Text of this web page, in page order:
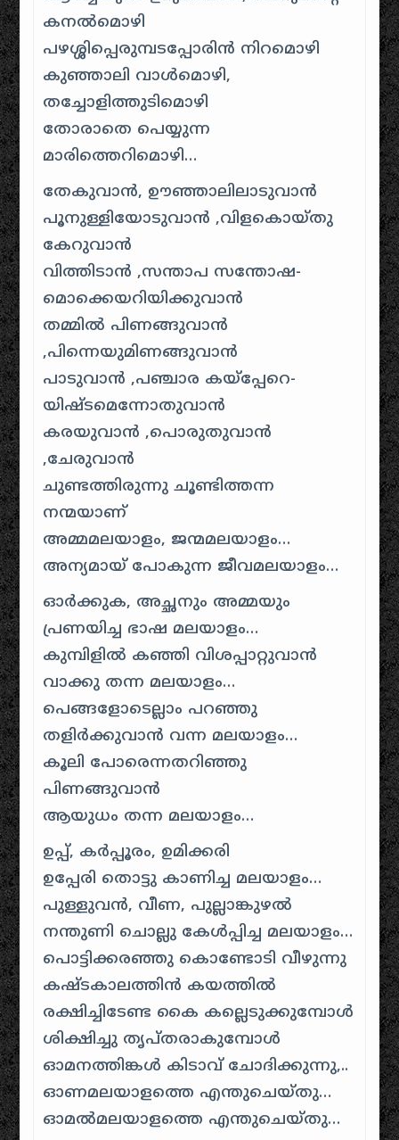
കനല്‍മൊഴി
പഴശ്ശിപ്പെരുമ്പടപ്പോരിന്‍ നിറമൊഴി
കുഞ്ഞാലി വാള്‍മൊഴി,
തച്ചോളിത്തുടിമൊഴി
തോരാതെ പെയ്യുന്ന
മാരിത്തെറിമൊഴി…
തേകുവാന്‍, ഊഞ്ഞാലിലാടുവാന്‍
പൂനുള്ളിയോടുവാന്‍ ,വിളകൊയ്തു
കേറുവാന്‍
വിത്തിടാന്‍ ,സന്താപ സന്തോഷ-
മൊക്കെയറിയിക്കുവാന്‍
തമ്മില്‍ പിണങ്ങുവാന്‍
,പിന്നെയുമിണങ്ങുവാന്‍
പാടുവാന്‍ ,പഞ്ചാര കയ്പ്പേറെ-
യിഷ്ടമെന്നോതുവാന്‍
കരയുവാന്‍ ,പൊരുതുവാന്‍
,ചേരുവാന്‍
ചുണ്ടത്തിരുന്നു ചൂണ്ടിത്തന്ന
നന്മയാണ്
അമ്മമലയാളം, ജന്മമലയാളം…
അന്യമായ് പോകുന്ന ജീവമലയാളം…
ഓര്‍ക്കുക, അച്ഛനും അമ്മയും
പ്രണയിച്ച ഭാഷ മലയാളം…
കുമ്പിളില്‍ കഞ്ഞി വിശപ്പാറ്റുവാന്‍
വാക്കു തന്ന മലയാളം…
പെങ്ങളോടെല്ലാം പറഞ്ഞു
തളിര്‍ക്കുവാന്‍ വന്ന മലയാളം…
കൂലി പോരെന്നതറിഞ്ഞു
പിണങ്ങുവാന്‍
ആയുധം തന്ന മലയാളം…
ഉപ്പ്, കര്‍പ്പൂരം, ഉമിക്കരി
ഉപ്പേരി തൊട്ടു കാണിച്ച മലയാളം…
പുള്ളുവന്‍, വീണ, പുല്ലാങ്കുഴല്‍
നന്തുണി ചൊല്ലു കേള്‍പ്പിച്ച മലയാളം…
പൊട്ടിക്കരഞ്ഞു കൊണ്ടോടി വീഴുന്നു
കഷ്ടകാലത്തിന്‍ കയത്തില്‍
രക്ഷിച്ചിടേണ്ട കൈ കല്ലെടുക്കുമ്പോള്‍
ശിക്ഷിച്ചു തൃപ്തരാകുമ്പോള്‍
ഓമനത്തിങ്കള്‍ കിടാവ് ചോദിക്കുന്നു,..
ഓണമലയാളത്തെ എന്തുചെയ്തു…
ഓമല്‍മലയാളത്തെ എന്തുചെയ്തു…